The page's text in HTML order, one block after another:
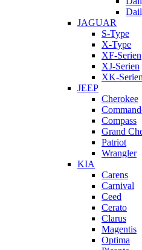
JAGUAR
S-Type
X-Type
XF-Serien
XJ-Serien
XK-Serien
JEEP
Cherokee
Compass
Grand
Patriot
Wrangler
KIA
Carens
Carnival
Ceed
Cerato
Clarus
Magentis
Optima